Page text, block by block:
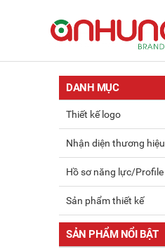
DANH MỤC
Thiết kế logo
Nhận diện thương hiệu
Hồ sơ năng lực/Profile
Sản phẩm thiết kế
SẢN PHẨM NỔI BẬT